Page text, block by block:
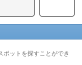
ポットを探すことができ